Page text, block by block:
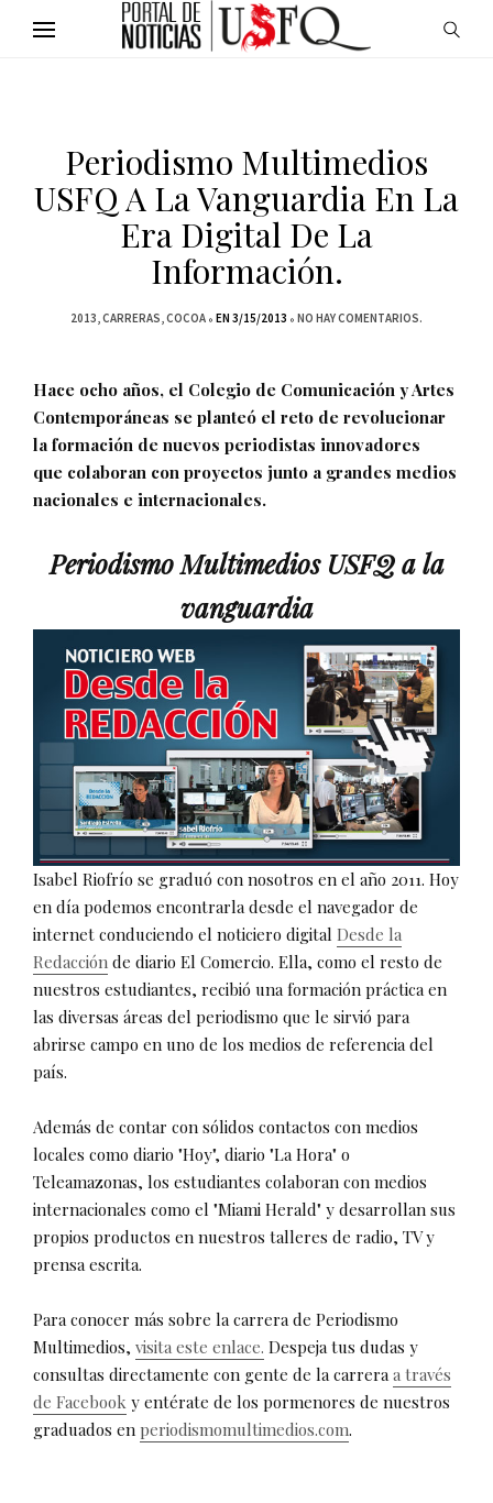
Periodismo Multimedios
USFQ A La Vanguardia En La
Era Digital De La
Información.
2013 CARRERAS COCOA EN 3/15/2013 NO HAY COMENTARIOS.
Hace ocho años, el Colegio de Comunicación y Artes
Contemporáneas se planteó el reto de revolucionar
la formación de nuevos periodistas innovadores
que colaboran con proyectos junto a grandes medios
nacionales e internacionales.
Periodismo Multimedios USFQ a la
vanguardia
Isabel Riofrío se graduó con nosotros en el año 2011. Hoy
en día podemos encontrarla desde el navegador de
internet conduciendo el noticiero digital Desde la
Redacción de diario El Comercio. Ella, como el resto de
nuestros estudiantes, recibió una formación práctica en
las diversas áreas del periodismo que le sirvió para
abrirse campo en uno de los medios de referencia del
país.
Además de contar con sólidos contactos con medios
locales como diario "Hoy", diario "La Hora" o
Teleamazonas, los estudiantes colaboran con medios
internacionales como el "Miami Herald" y desarrollan sus
propios productos en nuestros talleres de radio, TV y
prensa escrita.
Para conocer más sobre la carrera de Periodismo
Multimedios, visita este enlace. Despeja tus dudas y
consultas directamente con gente de la carreraa través
de Facebook y entérate de los pormenores de nuestros
graduados en periodismomultimedios.com.